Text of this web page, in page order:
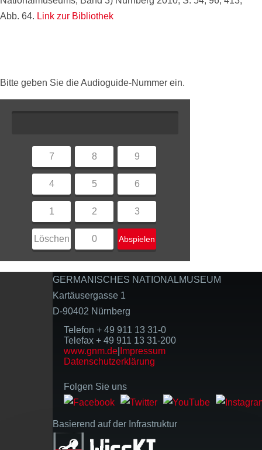
Abb. 64. Link zur Bibliothek
Bitte geben Sie die Audioguide-Nummer ein.
7 8 9
4 5 6
1 2 3
Löschen 0 Abspielen
GERMANISCHES NATIONALMUSEUM
Kartäusergasse 1
D-90402 Nürnberg
Telefon + 49 911 13 31-0
Telefax + 49 911 13 31-200
www.gnm.de Impressum
Datenschutzerklärung
Folgen Sie uns
Basierend auf der Infrastruktur